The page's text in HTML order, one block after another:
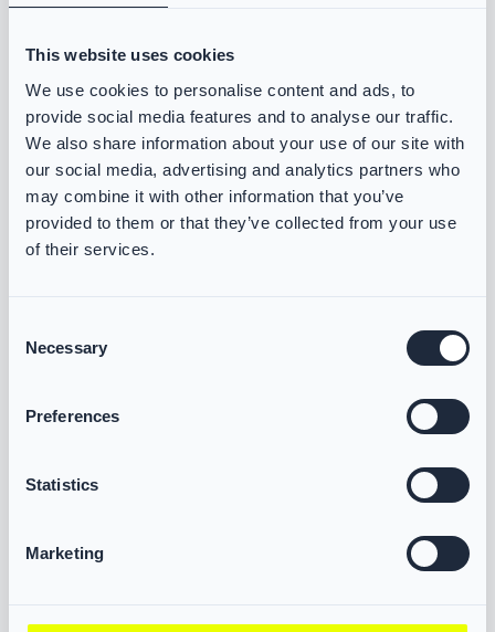
This website uses cookies
We use cookies to personalise content and ads, to
provide social media features and to analyse our traffic.
We also share information about your use of our site with
our social media, advertising and analytics partners who
may combine it with other information that you’ve
provided to them or that they’ve collected from your use
of their services.
Selection
Necessary
Preferences
Statistics
Marketing
gewährleistet maximale Sicherheit.
Mehr erfahren über VIKING Flammschutzhaube Aramid Blau